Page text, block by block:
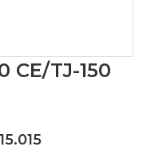
CE/TJ-150